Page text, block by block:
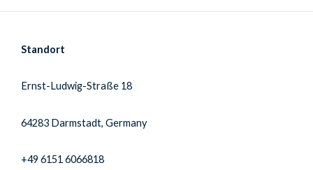
Standort
Ernst-Ludwig-Straße 18
64283 Darmstadt, Germany
+49 6151 6066818